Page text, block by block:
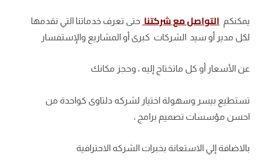
يمكنكم التواصل مع شركتناحتى تعرف خدماتنا التي نقدمها
لكل مدير أو سيد الشركات كبرى أو المشاريع والإستفسار
عن الأسعار أو كل ماتحَتاج إليه ، وحجز مكانك
تستطيع بيسر وسهولة اختيار لشركه دلتاوى كواحدة من
احسن مؤسسات تصميم برامج ،
بالاضافة إلي الاستعانة بخبرات الشركه الاحترافية